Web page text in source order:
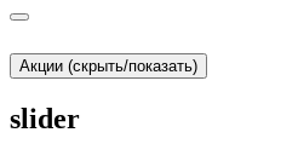
Акции (скрыть/показать)
slider